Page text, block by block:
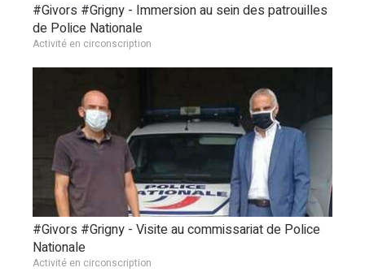
#Givors #Grigny - Immersion au sein des patrouilles
de Police Nationale
Activité en circonscription
#Givors #Grigny - Visite au commissariat de Police
Nationale
Activité en circonscription